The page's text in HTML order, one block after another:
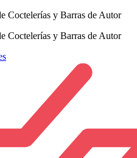
Coctelerías y Barras de Autor
Coctelerías y Barras de Autor